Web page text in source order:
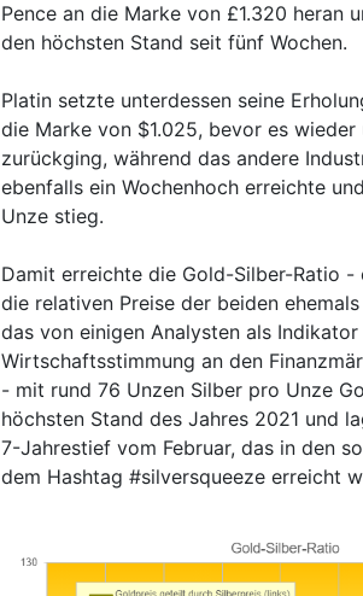
Pence an die Marke von £1.320 heran
den höchsten Stand seit fünf Wochen.
Platin setzte unterdessen seine
die Marke von $1.025, bevor es wieder
zurückging, während das andere
ebenfalls ein Wochenhoch erreichte
Unze stieg.
Damit erreichte die Gold-Silber-Ratio -
die relativen Preise der beiden
das von einigen Analysten als
Wirtschaftsstimmung an den
- mit rund 76 Unzen Silber pro Unze
höchsten Stand des Jahres 2021 und
7-Jahrestief vom Februar, das in den
dem Hashtag #silversqueeze erreicht